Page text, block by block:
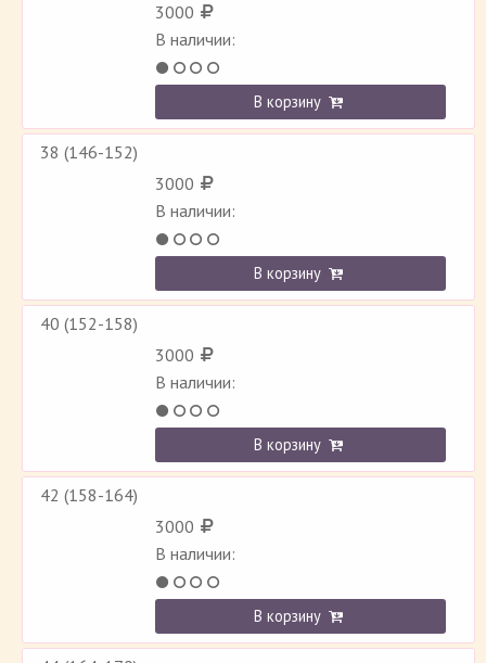
3000
В наличии:
В корзину
38 (146-152)
3000
В наличии:
В корзину
40 (152-158)
3000
В наличии:
В корзину
42 (158-164)
3000
В наличии:
В корзину